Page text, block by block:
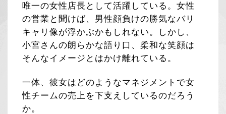
唯一の女性店長として活躍している。女性
の営業と聞けば、男性顔負けの勝気なバリ
キャリ像が浮かぶかもしれない。しかし、
小宮さんの朗らかな語り口、柔和な笑顔は
そんなイメージとはかけ離れている。
一体、彼女はどのようなマネジメントで女
性チームの売上を下支えしているのだろう
か。